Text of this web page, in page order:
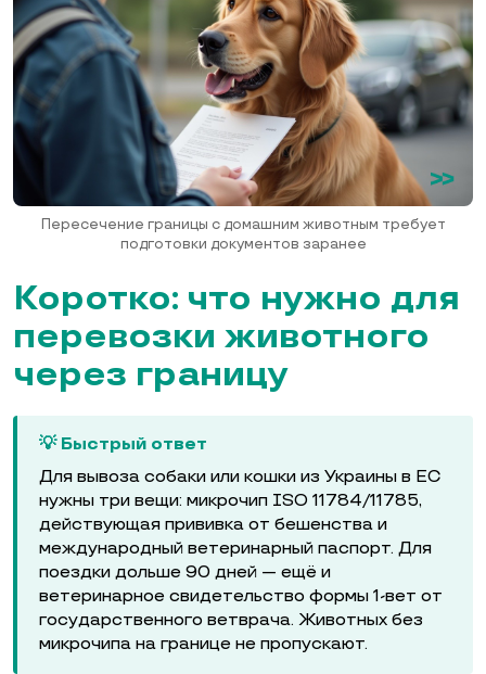
Пересечение границы с домашним животным требует
подготовки документов заранее
Коротко: что нужно для
перевозки животного
через границу
💡 Быстрый ответ
Для вывоза собаки или кошки из Украины в ЕС
нужны три вещи: микрочип ISO 11784/11785,
действующая прививка от бешенства и
международный ветеринарный паспорт. Для
поездки дольше 90 дней — ещё и
ветеринарное свидетельство формы 1-вет от
государственного ветврача. Животных без
микрочипа на границе не пропускают.